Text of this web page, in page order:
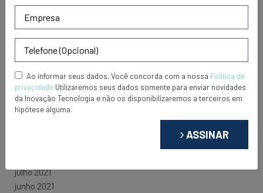
empreendimento de sucesso
PUBLICAÇÕES ANTERIORES
maio 2022
dezembro 2021
julho 2021
junho 2021
Ao informar seus dados, Você concorda com a nossa Política de
privacidade Utilizaremos seus dados somente para enviar novidades
da Inovação Tecnologia e não os disponibilizaremos a terceiros em
hipótese alguma.
ASSINAR